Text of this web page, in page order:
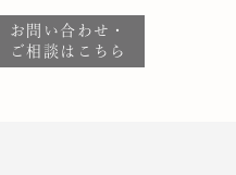
お問い合わせ・
ご相談はこちら